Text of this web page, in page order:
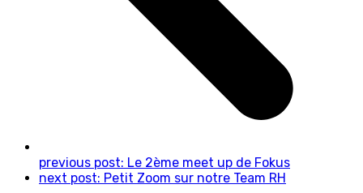
previous post: Le 2ème meet up de Fokus
next post: Petit Zoom sur notre Team RH